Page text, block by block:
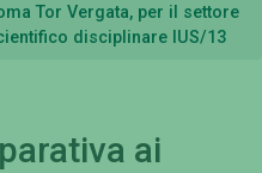
Tor Vergata, per il settore
disciplinare IUS/13
ai